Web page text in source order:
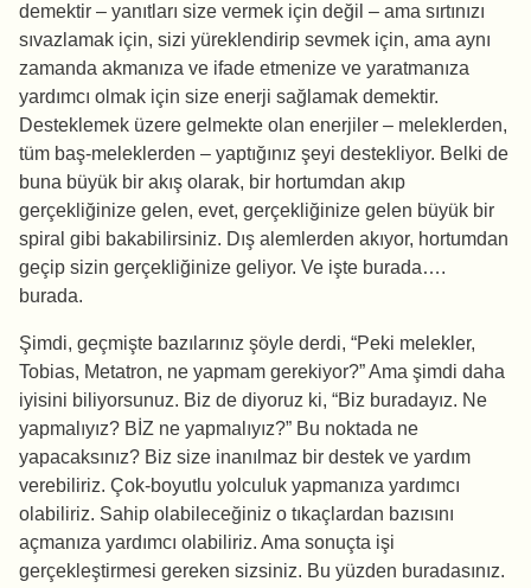
demektir – yanıtları size vermek için değil – ama sırtınızı
sıvazlamak için, sizi yüreklendirip sevmek için, ama aynı
zamanda akmanıza ve ifade etmenize ve yaratmanıza
yardımcı olmak için size enerji sağlamak demektir.
Desteklemek üzere gelmekte olan enerjiler – meleklerden,
tüm baş-meleklerden – yaptığınız şeyi destekliyor. Belki de
buna büyük bir akış olarak, bir hortumdan akıp
gerçekliğinize gelen, evet, gerçekliğinize gelen büyük bir
spiral gibi bakabilirsiniz. Dış alemlerden akıyor, hortumdan
geçip sizin gerçekliğinize geliyor. Ve işte burada….
burada.
Şimdi, geçmişte bazılarınız şöyle derdi, “Peki melekler,
Tobias, Metatron, ne yapmam gerekiyor?” Ama şimdi daha
iyisini biliyorsunuz. Biz de diyoruz ki, “Biz buradayız. Ne
yapmalıyız? BİZ ne yapmalıyız?” Bu noktada ne
yapacaksınız? Biz size inanılmaz bir destek ve yardım
verebiliriz. Çok-boyutlu yolculuk yapmanıza yardımcı
olabiliriz. Sahip olabileceğiniz o tıkaçlardan bazısını
açmanıza yardımcı olabiliriz. Ama sonuçta işi
gerçekleştirmesi gereken sizsiniz. Bu yüzden buradasınız.